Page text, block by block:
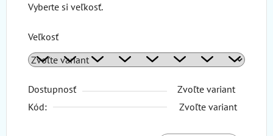
Vyberte si veľkosť.
Veľkosť
Dostupnosť
Zvoľte variant
Kód:
Zvoľte variant